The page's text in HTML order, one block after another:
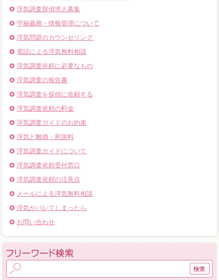
浮気調査探偵求人募集
守秘義務・情報管理について
浮気問題のカウンセリング
電話による浮気無料相談
浮気調査依頼に必要なもの
浮気調査の報告書
浮気調査を探偵に依頼する
浮気調査依頼の料金
浮気調査ガイドのお約束
浮気と離婚・慰謝料
浮気調査ガイドについて
浮気調査依頼受付窓口
浮気調査依頼の注意点
メールによる浮気無料相談
浮気がバレてしまったら
お問い合わせ